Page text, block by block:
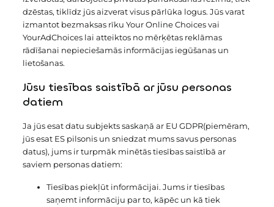
dzēstas, tiklīdz jūs aizverat visus pārlūka logus. Jūs varat
izmantot bezmaksas rīku Your Online Choices vai
YourAdChoices lai atteiktos no mērķētas reklāmas
rādīšanai nepieciešamās informācijas iegūšanas un
lietošanas.
Jūsu tiesības saistībā ar jūsu personas
datiem
Ja jūs esat datu subjekts saskaņā ar EU GDPR(piemēram,
jūs esat ES pilsonis un sniedzat mums savus personas
datus), jums ir turpmāk minētās tiesības saistībā ar
saviem personas datiem:
Tiesības piekļūt informācijai. Jums ir tiesības
saņemt informāciju par to, kāpēc un kā tiek